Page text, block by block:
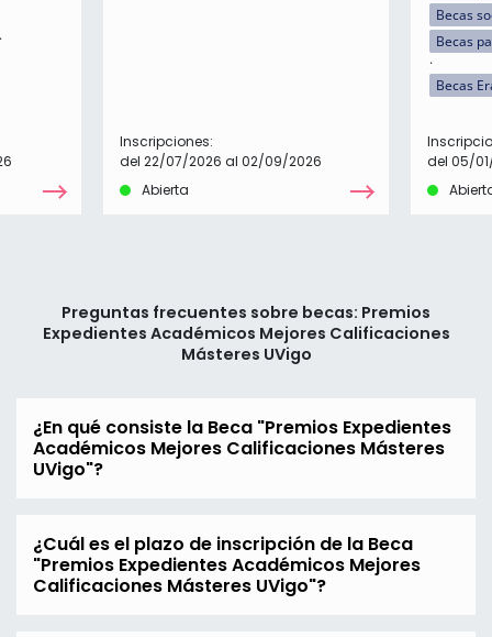
Inscripciones:
del 22/07/2026 al 02/09/2026
Abierta
Becas
Becas
Becas
del 05/
Preguntas frecuentes sobre becas: Premios
Expedientes Académicos Mejores Calificaciones
Másteres UVigo
¿En qué consiste la Beca "Premios Expedientes
Académicos Mejores Calificaciones Másteres
UVigo"?
¿Cuál es el plazo de inscripción de la Beca
"Premios Expedientes Académicos Mejores
Calificaciones Másteres UVigo"?